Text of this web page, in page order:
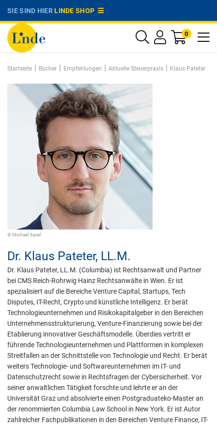
SIE SIND HIERLINDE SHOP
0
Startseite | Bücher | Empfehlungen | Aktuelle Steuerpraxis | Klaus Pateter
© Michael Sazel
Dr. Klaus Pateter, LL.M.
Dr. Klaus Pateter, LL.M. (Columbia) ist Rechtsanwalt und Partner
bei CMS Reich-Rohrwig Hainz Rechtsanwälte in Wien. Er ist
spezialisiert auf die Bereiche Venture Capital, Startups, Tech
Disputes, IT-Recht, Crypto und künstliche Intelligenz. Er berät
Technologieunternehmen und Risikokapitalgeber in den Bereichen
Unternehmensstrukturierung, Venture-Finanzierung sowie bei der
Etablierung innovativer Geschäftsmodelle. Überdies vertritt er
führende Technologieunternehmen und Plattformen in komplexen
Streitfallen an der Schnittstelle von Technologie und Recht. Er berät
weiters Technologie- und Softwareunternehmen im IT- und
Datenschutzrecht sowie in Rechtsfragen der Cybersicherheit. Vor
seiner anwaltlichen Tätigkeit forschte und lehrte er an der
Universität Graz und absolvierte einen Postgraduateko-Master an
der renommierten Columbia Law School in New York. Er ist Autor
zahlreicher Fachpublikationen in den Bereichen Venture Finance, IT-